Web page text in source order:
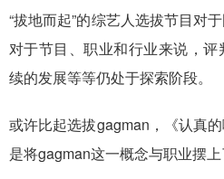
“拔地而起”的综艺人选拔节目对
对于节目、职业和行业来说，
续的发展等等仍处于探索阶段。
或许比起选拔gagman，《认真
是将gagman这一概念与职业摆上